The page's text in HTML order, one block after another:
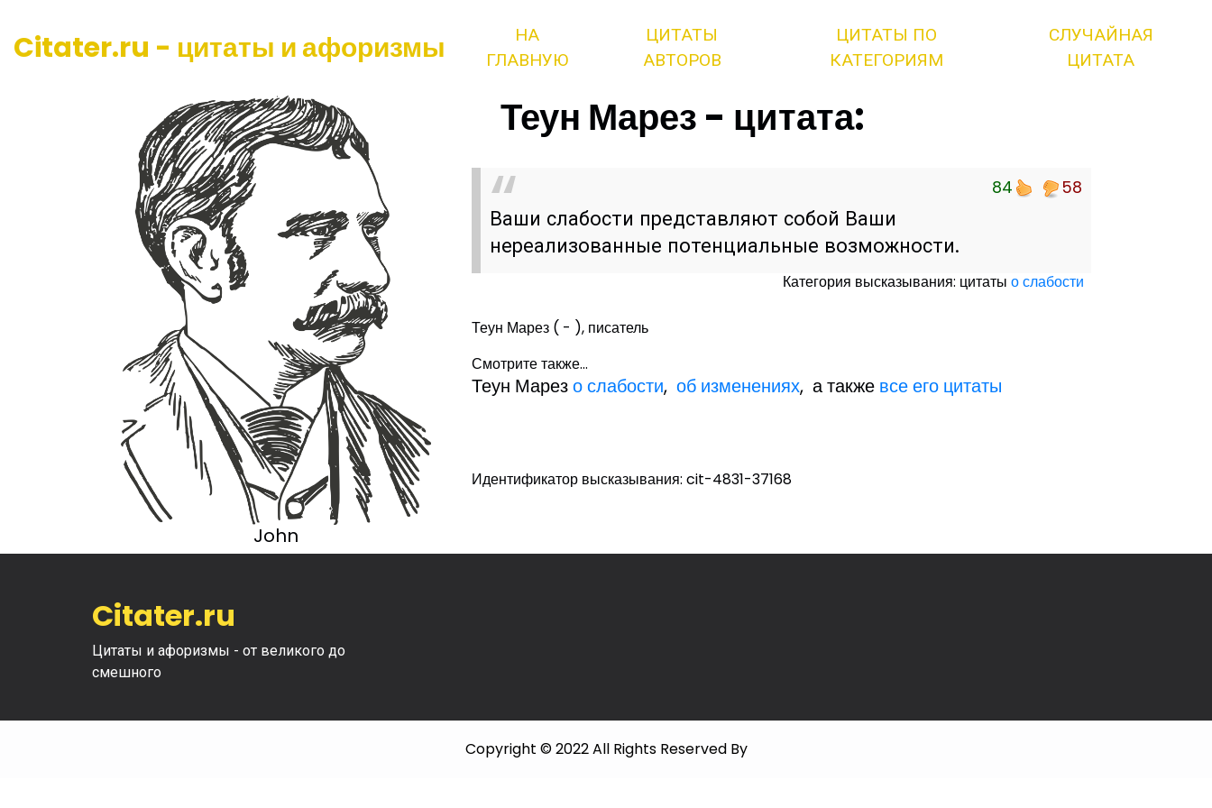
Citater.ru - цитаты и афоризмы
НА
ГЛАВНУЮ
ЦИТАТЫ
АВТОРОВ
ЦИТАТЫ ПО
КАТЕГОРИЯМ
СЛУЧАЙНАЯ
ЦИТАТА
John
Теун Марез - цитата:
84 58
Ваши слабости представляют собой Ваши
нереализованные потенциальные возможности.
Категория высказывания: цитаты о слабости
Теун Марез ( - ), писатель
Смотрите также...
Теун Марезо слабости,об изменениях, а также все его цитаты
Идентификатор высказывания: cit-4831-37168
Citater.ru
Цитаты и афоризмы - от великого до
смешного
Copyright © 2022 All Rights Reserved By